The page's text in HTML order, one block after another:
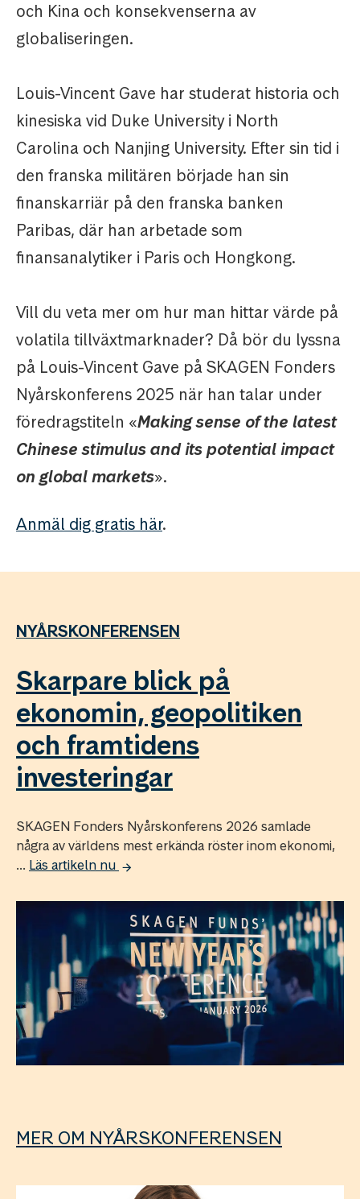
och Kina och konsekvenserna av
globaliseringen.
Louis-Vincent Gave har studerat historia och
kinesiska vid Duke University i North
Carolina och Nanjing University. Efter sin tid i
den franska militären började han sin
finanskarriär på den franska banken
Paribas, där han arbetade som
finansanalytiker i Paris och Hongkong.
Vill du veta mer om hur man hittar värde på
volatila tillväxtmarknader? Då bör du lyssna
på Louis-Vincent Gave på SKAGEN Fonders
Nyårskonferens 2025 när han talar under
föredragstiteln «Making sense of the latest
Chinese stimulus and its potential impact
on global markets».
Anmäl dig gratis här.
NYÅRSKONFERENSEN
Skarpare blick på
ekonomin, geopolitiken
och framtidens
investeringar
SKAGEN Fonders Nyårskonferens 2026 samlade
några av världens mest erkända röster inom ekonomi,
... Läs artikeln nu
MER OM NYÅRSKONFERENSEN